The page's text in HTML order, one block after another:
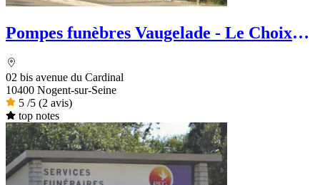
Pompes funèbres Vaugelade - Le Choix
02 bis avenue du Cardinal
10400 Nogent-sur-Seine
5 /5 (2 avis)
top notes